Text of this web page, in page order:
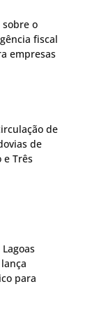
o
fiscal
empresas
de
de
e Três
para